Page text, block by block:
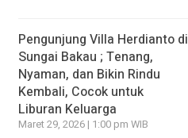
Pengunjung Villa Herdianto di
Sungai Bakau ; Tenang,
Nyaman, dan Bikin Rindu
Kembali, Cocok untuk
Liburan Keluarga
Maret 29, 2026 | 1:00 pm WIB